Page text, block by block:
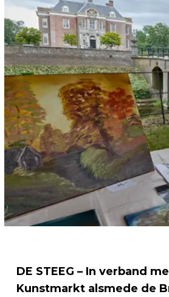
DE STEEG – In verband
Kunstmarkt alsmede de